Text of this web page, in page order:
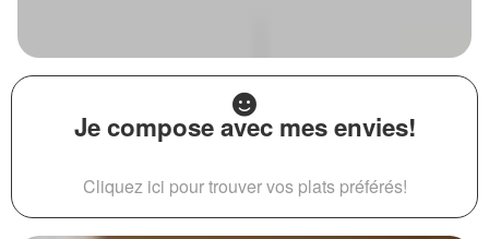
Je compose avec mes envies!
Cliquez ici pour trouver vos plats préférés!